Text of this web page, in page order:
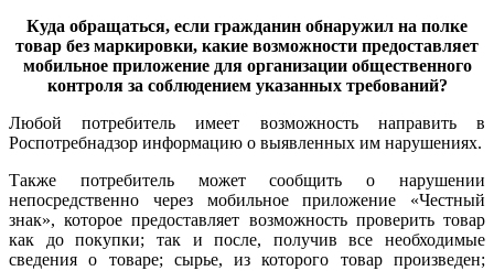
Куда обращаться, если гражданин обнаружил на полке
товар без маркировки, какие возможности предоставляет
мобильное приложение для организации общественного
контроля за соблюдением указанных требований?
Любой потребитель имеет возможность направить в
Роспотребнадзор информацию о выявленных им нарушениях.
Также потребитель может сообщить о нарушении
непосредственно через мобильное приложение «Честный
знак», которое предоставляет возможность проверить товар
как до покупки; так и после, получив все необходимые
сведения о товаре; сырье, из которого товар произведен;